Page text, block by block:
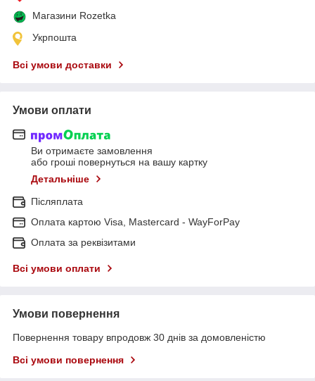
Магазини Rozetka
Укрпошта
Всі умови доставки
Умови оплати
Ви отримаєте замовлення
або гроші повернуться на вашу картку
Детальніше
Післяплата
Оплата картою Visa, Mastercard - WayForPay
Оплата за реквізитами
Всі умови оплати
Умови повернення
Повернення товару впродовж 30 днів за домовленістю
Всі умови повернення